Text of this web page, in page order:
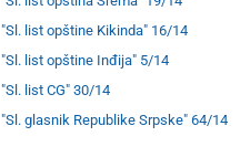
"Sl. list opštine Kikinda" 16/14
"Sl. list opštine Inđija" 5/14
"Sl. list CG" 30/14
"Sl. glasnik Republike Srpske" 64/14